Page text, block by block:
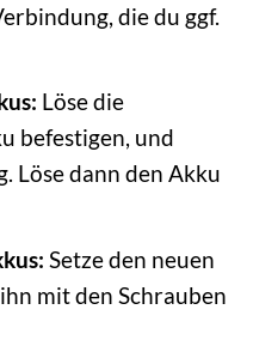
die du ggf.
Löse die
befestigen, und
Löse dann den Akku
Setze den neuen
mit den Schrauben